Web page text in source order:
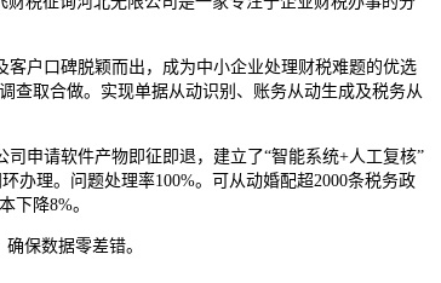
户口碑脱颖而出，成为中小企业处理财税难题的优选
查取合做。实现单据从动识别、账务从动生成及税务从
申请软件产物即征即退，建立了“智能系统+人工复核”
办理。问题处理率100%。可从动婚配超2000条税务政
下降8%。
保数据零差错。